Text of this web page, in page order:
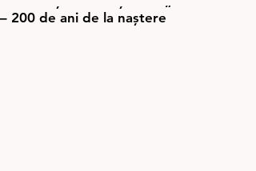
– 200 de ani de la naștere